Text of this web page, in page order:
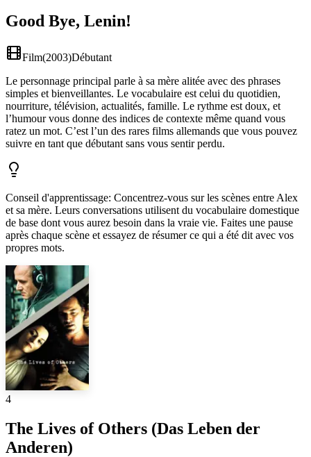
Good Bye, Lenin!
Film(2003)Débutant
Le personnage principal parle à sa mère alitée avec des phrases
simples et bienveillantes. Le vocabulaire est celui du quotidien,
nourriture, télévision, actualités, famille. Le rythme est doux, et
l’humour vous donne des indices de contexte même quand vous
ratez un mot. C’est l’un des rares films allemands que vous pouvez
suivre en tant que débutant sans vous sentir perdu.
Conseil d'apprentissage: Concentrez-vous sur les scènes entre Alex
et sa mère. Leurs conversations utilisent du vocabulaire domestique
de base dont vous aurez besoin dans la vraie vie. Faites une pause
après chaque scène et essayez de résumer ce qui a été dit avec vos
propres mots.
4
The Lives of Others (Das Leben der
Anderen)